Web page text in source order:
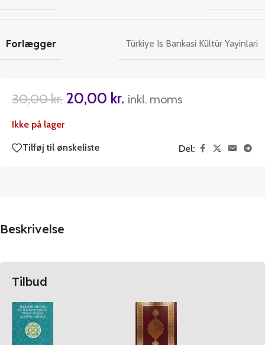
Forlægger Türkiye Is Bankasi Kültür Yayinlari
30,00kr. 20,00 kr. inkl. moms
Ikke på lager
Tilføj til ønskeliste Del:
Beskrivelse
Tilbud